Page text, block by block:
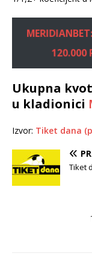
120.000
Ukupna
u kladionici
Izvor: Tiket dana
Tiket